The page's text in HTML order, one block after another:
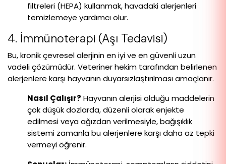
filtreleri (HEPA) kullanmak, havadaki alerjenleri
temizlemeye yardımcı olur.
4. İmmünoterapi (Aşı Tedavisi)
Bu, kronik çevresel alerjinin en iyi ve en güvenli uzun
vadeli çözümüdür. Veteriner hekim tarafından belirlenen
alerjenlere karşı hayvanın duyarsızlaştırılması amaçlanır.
Nasıl Çalışır? Hayvanın alerjisi olduğu maddelerin
çok düşük dozlarda, düzenli olarak enjekte
edilmesi veya ağızdan verilmesiyle, bağışıklık
sistemi zamanla bu alerjenlere karşı daha az tepki
vermeyi öğrenir.